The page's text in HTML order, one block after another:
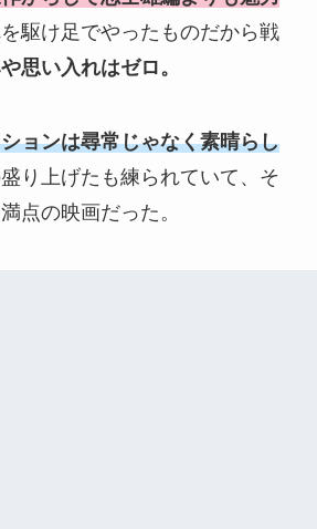
駆け足でやったものだから戦
思い入れはゼロ。
ョンは尋常じゃなく素晴らし
り上げたも練られていて、そ
点の映画だった。